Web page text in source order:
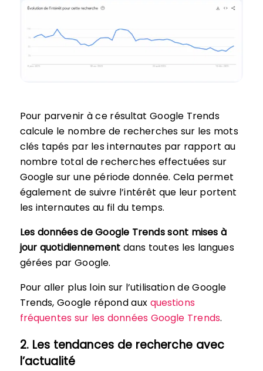
Pour parvenir à ce résultat Google Trends
calcule le nombre de recherches sur les mots
clés tapés par les internautes par rapport au
nombre total de recherches effectuées sur
Google sur une période donnée. Cela permet
également de suivre l’intérêt que leur portent
les internautes au fil du temps.
Les données de Google Trends sont mises à
jour quotidiennement dans toutes les langues
gérées par Google.
Pour aller plus loin sur l’utilisation de Google
Trends, Google répond aux questions
fréquentes sur les données Google Trends.
2. Les tendances de recherche avec
l’actualité